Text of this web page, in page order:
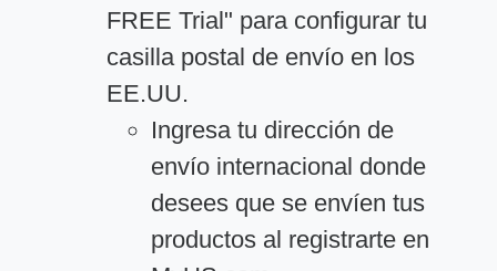
FREE Trial" para configurar tu
casilla postal de envío en los
EE.UU.
Ingresa tu dirección de
envío internacional donde
desees que se envíen tus
productos al registrarte en